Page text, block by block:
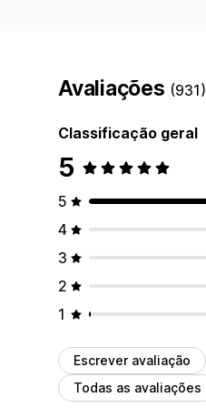
Avaliações (931)
Classificação geral
5
5
4
3
2
1
Escrever avaliação
Todas as avaliações